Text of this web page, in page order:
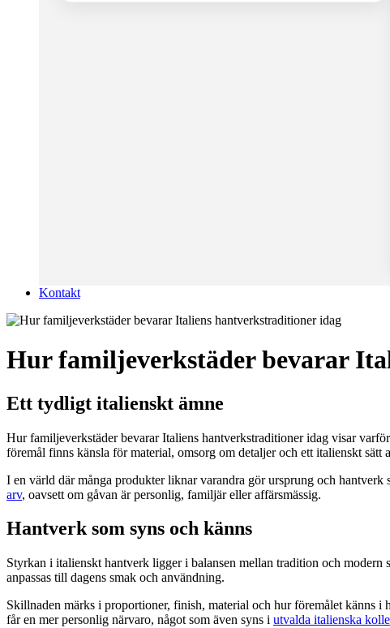
Kontakt
Hur familjeverkstäder bevarar
Ett tydligt italienskt ämne
Hur familjeverkstäder bevarar Italiens hantverkstraditioner idag visar
föremål finns känsla för material, omsorg om detaljer och ett italienskt sätt
I en värld där många produkter liknar varandra gör ursprung och
arv, oavsett om gåvan är personlig, familjär eller affärsmässig.
Hantverk som syns och känns
Styrkan i italienskt hantverk ligger i balansen mellan tradition och
anpassas till dagens smak och användning.
Skillnaden märks i proportioner, finish, material och hur föremålet känns i
får en mer personlig närvaro, något som även syns i utvalda italienska